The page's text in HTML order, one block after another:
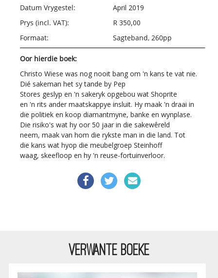
Datum Vrygestel:
April 2019
Prys (incl. VAT):
R 350,00
Formaat:
Sagteband, 260pp
Oor hierdie boek:
Christo Wiese was nog nooit bang om 'n kans te vat nie.
Dié sakeman het sy tande by Pep
Stores geslyp en 'n sakeryk opgebou wat Shoprite
en 'n rits ander maatskappye insluit. Hy maak 'n draai in
die politiek en koop diamantmyne, banke en wynplase.
Die risiko's wat hy oor 50 jaar in die sakewêreld
neem, maak van hom die rykste man in die land. Tot
die kans wat hyop die meubelgroep Steinhoff
waag, skeefloop en hy 'n reuse-fortuinverloor.
VERWANTE BOEKE